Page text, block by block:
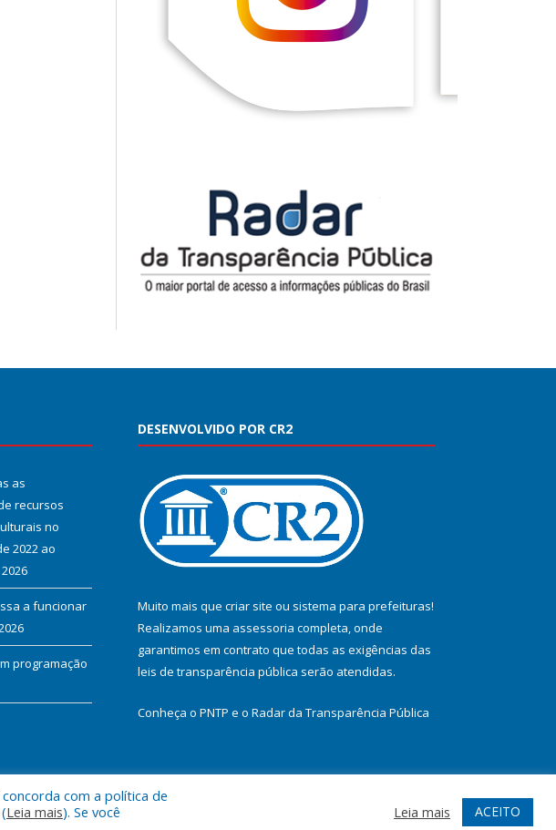
as
recursos
no
2022 ao
a funcionar
programação
DESENVOLVIDO POR CR2
Muito mais que criar site ou sistema para prefeituras!
Realizamos uma assessoria completa, onde
garantimos em contrato que todas as exigências das
leis de transparência pública serão atendidas.
Conheça o PNTP e o Radar da Transparência Pública
Mapa do Site Acessar Webmail
com a política de
Leia mais). Se você
Leia mais ACEITO